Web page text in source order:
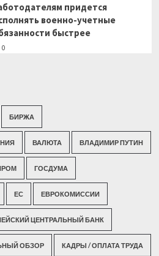
придется
военно-учетные
быстрее
0
БИРЖА
ВАЛЮТА ВЛАДИМИР ПУТИН
ГОСДУМА
ЕС ЕВРОКОМИССИИ
ЦЕНТРАЛЬНЫЙ БАНК
ОБЗОР КАДРЫ / ОПЛАТА ТРУДА